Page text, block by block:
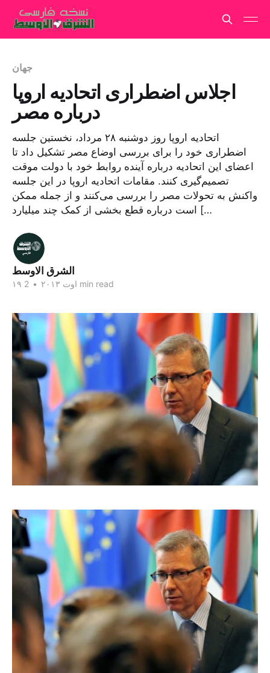
جهان
اجلاس اضطراری اتحادیه اروپا
درباره مصر
اتحادیه اروپا روز دوشنبه ۲۸ مرداد، نخستین جلسه
اضطراری خود را برای بررسی اوضاع مصر تشکیل داد تا
اعضای این اتحادیه درباره آینده روابط خود با دولت موقت
تصمیم‌گیری کنند. مقامات اتحادیه اروپا در این جلسه
واکنش به تحولات مصر را بررسی می‌کنند و از جمله ممکن
است درباره قطع بخشی از کمک چند میلیارد […
الشرق الاوسط
۱۹ اوت ۲۰۱۳ • 2 min read